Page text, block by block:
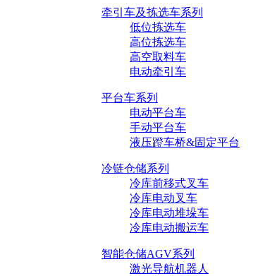
牵引车及拣选车系列
低位拣选车
高位拣选车
高空取料车
电动牵引车
平台车系列
电动平台车
手动平台车
液压蹬车桥&固定平台
冷链仓储系列
冷库前移式叉车
冷库电动叉车
冷库电动堆垛车
冷库电动搬运车
智能仓储AGV系列
激光导航机器人